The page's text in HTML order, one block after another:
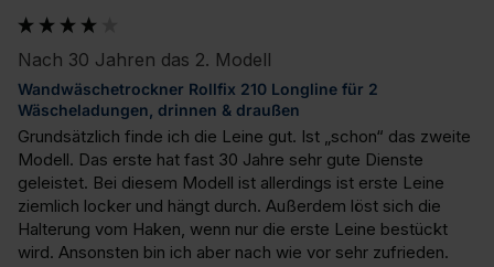
Nach 30 Jahren das 2. Modell
Wandwäschetrockner Rollfix 210 Longline für 2
Wäscheladungen, drinnen & draußen
Grundsätzlich finde ich die Leine gut. Ist „schon“ das zweite
Modell. Das erste hat fast 30 Jahre sehr gute Dienste
geleistet. Bei diesem Modell ist allerdings ist erste Leine
ziemlich locker und hängt durch. Außerdem löst sich die
Halterung vom Haken, wenn nur die erste Leine bestückt
wird. Ansonsten bin ich aber nach wie vor sehr zufrieden.